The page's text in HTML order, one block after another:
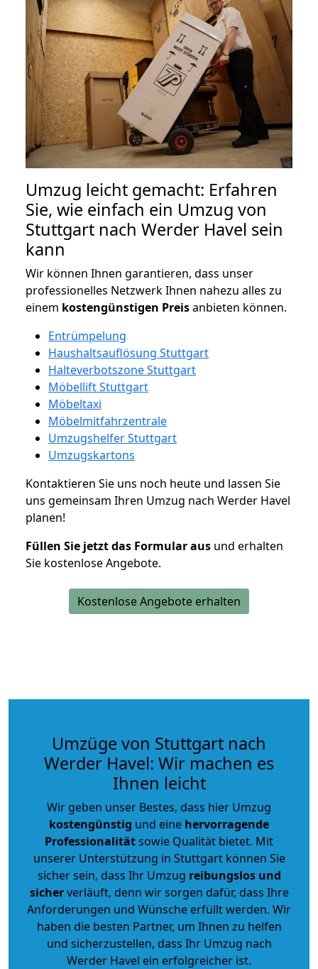
Umzug leicht gemacht: Erfahren
Sie, wie einfach ein Umzug von
Stuttgart nach Werder Havel sein
kann
Wir können Ihnen garantieren, dass unser
professionelles Netzwerk Ihnen nahezu alles zu
einem kostengünstigen Preisanbieten können.
Entrümpelung
Haushaltsauflösung Stuttgart
Halteverbotszone Stuttgart
Möbellift Stuttgart
Möbeltaxi
Möbelmitfahrzentrale
Umzugshelfer Stuttgart
Umzugskartons
Kontaktieren Sie uns noch heute und lassen Sie
uns gemeinsam Ihren Umzug nach Werder Havel
planen!
Füllen Sie jetzt das Formular aus und erhalten
Sie kostenlose Angebote.
Kostenlose Angebote erhalten
Umzüge von Stuttgart nach
Werder Havel: Wir machen es
Ihnen leicht
Wir geben unser Bestes, dass hier Umzug
kostengünstig und eine hervorragende
Professionalitätsowie Qualität bietet. Mit
unserer Unterstützung in Stuttgart können Sie
sicher sein, dass Ihr Umzug reibungslos und
sicherverläuft, denn wir sorgen dafür, dass Ihre
Anforderungen und Wünsche erfüllt werden. Wir
haben die besten Partner, um Ihnen zu helfen
und sicherzustellen, dass Ihr Umzug nach
Werder Havel ein erfolgreicher ist.